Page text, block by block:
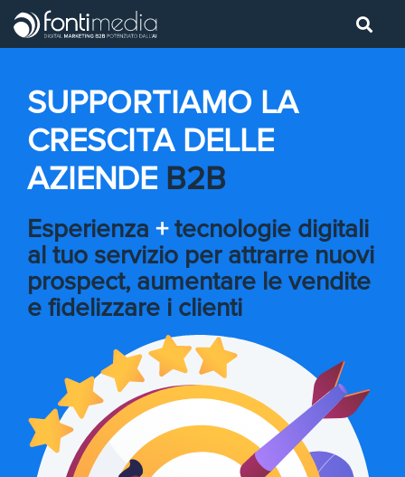
SUPPORTIAMO LA
CRESCITA DELLE
AZIENDE B2B
Esperienza + tecnologie digitali
al tuo servizio per attrarre nuovi
prospect, aumentare le vendite
e fidelizzare i clienti